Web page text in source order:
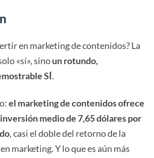
en marketing de contenidos? La
«sí», sinoun rotundo,
SÍ.
el marketing de contenidos ofrece
medio de 7,65 dólares por
, casi el doble del retorno de la
marketing. Y lo que es aún más